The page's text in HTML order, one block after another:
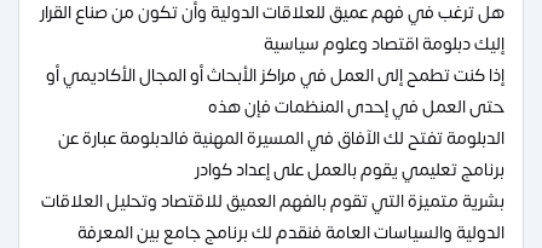
هل ترغب في فهم عميق للعلاقات الدولية وأن تكون من صناع القرار
إليك دبلومة اقتصاد وعلوم سياسية
إذا كنت تطمح إلى العمل في مراكز الأبحاث أو المجال الأكاديمي أو
حتى العمل في إحدى المنظمات فإن هذه
الدبلومة تفتح لك الآفاق في المسيرة المهنية فالدبلومة عبارة عن
برنامج تعليمي يقوم بالعمل على إعداد كوادر
بشرية متميزة التي تقوم بالفهم العميق للاقتصاد وتحليل العلاقات
الدولية والسياسات العامة فنقدم لك برنامج جامع بين المعرفة